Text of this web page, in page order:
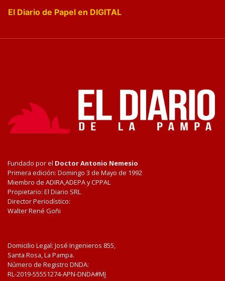
El Diario de Papel en DIGITAL
Fundado por el Doctor Antonio Nemesio
Primera edición: Domingo 3 de Mayo de 1992
Miembro de ADIRA,ADEPA y CPPAL
Propietario: El Diario SRL
Director Periodístico:
Walter René Goñi
Domicilio Legal: José Ingenieros 855,
Santa Rosa, La Pampa.
Número de Registro DNDA:
RL-2019-55551274-APN-DNDA#MJ